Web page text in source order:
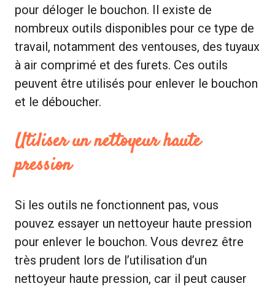
pour déloger le bouchon. Il existe de
nombreux outils disponibles pour ce type de
travail, notamment des ventouses, des tuyaux
à air comprimé et des furets. Ces outils
peuvent être utilisés pour enlever le bouchon
et le déboucher.
Utiliser un nettoyeur haute
pression
Si les outils ne fonctionnent pas, vous
pouvez essayer un nettoyeur haute pression
pour enlever le bouchon. Vous devrez être
très prudent lors de l’utilisation d’un
nettoyeur haute pression, car il peut causer